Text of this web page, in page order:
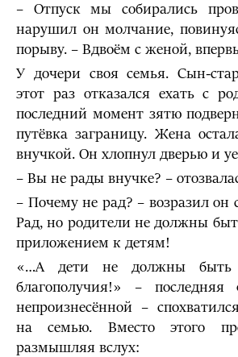
– Отпуск мы собирались
нарушил он молчание,
порыву. – Вдвоём с женой,
У дочери своя семья. Сын-
этот раз отказался ехать с
последний момент зятю
путёвка заграницу. Жена
внучкой. Он хлопнул дверью и
– Вы не рады внучке? –
– Почему не рад? – возразил он
Рад, но родители не должны
приложением к детям!
«…А дети не должны быть
благополучия!» – последняя
непроизнесённой –
на семью. Вместо этого
размышляя вслух: